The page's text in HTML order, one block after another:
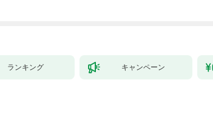
ランキング キャンペーン